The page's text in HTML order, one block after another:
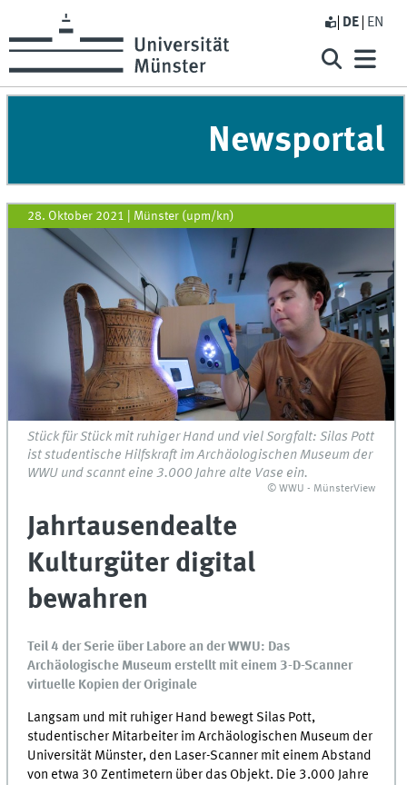
DE EN
Newsportal
28. Oktober 2021 Münster (upm/kn)
Stück für Stück mit ruhiger Hand und viel Sorgfalt: Silas Pott
ist studentische Hilfskraft im Archäologischen Museum der
WWU und scannt eine 3.000 Jahre alte Vase ein.
© WWU - MünsterView
Jahrtausendealte
Kulturgüter digital
bewahren
Teil 4 der Serie über Labore an der WWU: Das
Archäologische Museum erstellt mit einem 3-D-Scanner
virtuelle Kopien der Originale
Langsam und mit ruhiger Hand bewegt Silas Pott,
studentischer Mitarbeiter im Archäologischen Museum der
Universität Münster, den Laser-Scanner mit einem Abstand
von etwa 30 Zentimetern über das Objekt. Die 3.000 Jahre